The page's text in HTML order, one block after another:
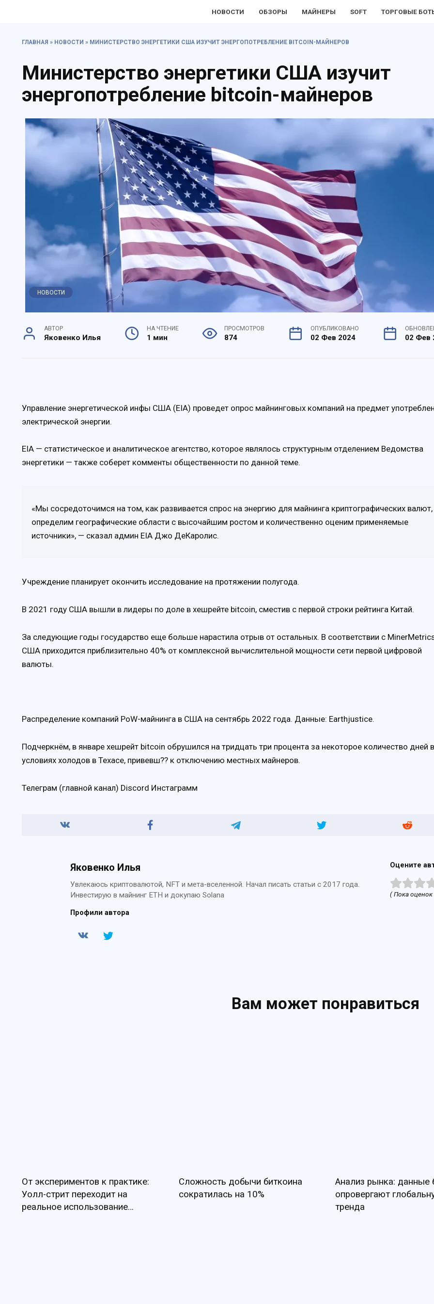
НОВОСТИ ОБЗОРЫ МАЙНЕРЫ SOFT ТОРГОВЫЕ
ГЛАВНАЯ » НОВОСТИ » МИНИСТЕРСТВО ЭНЕРГЕТИКИ США ИЗУЧИТ ЭНЕРГОПОТРЕБЛЕНИЕ BITCOIN-МАЙНЕРОВ
Министерство энергетики США изучит
энергопотребление bitcoin-майнеров
НОВОСТИ
АВТОР
Яковенко Илья
НА ЧТЕНИЕ
1 мин
ПРОСМОТРОВ
874
ОПУБЛИКОВАНО
02 Фев 2024 02 Фев
Управление энергетической инфы США (EIA) проведет опрос майнинговых компаний на предмет
электрической энергии.
EIA — статистическое и аналитическое агентство, которое являлось структурным отделением Ведомства
энергетики — также соберет комменты общественности по данной теме.
«Мы сосредоточимся на том, как развивается спрос на энергию для майнинга криптографических валют,
определим географические области с высочайшим ростом и количественно оценим применяемые
источники», — сказал админ EIA Джо ДеКаролис.
Учреждение планирует окончить исследование на протяжении полугода.
В 2021 году США вышли в лидеры по доле в хешрейте bitcoin, сместив с первой строки рейтинга Китай.
За следующие годы государство еще больше нарастила отрыв от остальных. В соответствии с
США приходится приблизительно 40% от комплексной вычислительной мощности сети первой цифровой
валюты.
Распределение компаний PoW-майнинга в США на сентябрь 2022 года. Данные: Earthjustice.
Подчеркнём, в январе хешрейт bitcoin обрушился на тридцать три процента за некоторое количество дней в
условиях холодов в Техасе, привевш?? к отключению местных майнеров.
Телеграм (главной канал) Discord Инстаграмм
Яковенко Илья
Увлекаюсь криптовалютой, NFT и мета-вселенной. Начал писать статьи с 2017 года.
Инвестирую в майнинг ETH и докупаю Solana
Профили автора
Оцените
( Пока оценок
Вам может понравиться
От экспериментов к практике:
Уолл-стрит переходит на
реальное использование
Сложность добычи биткоина
сократилась на 10%
Анализ рынка: данные
опровергают
тренда